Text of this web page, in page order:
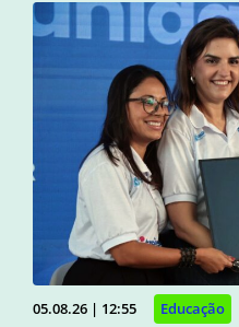
05.08.26 | 12:55 Educação